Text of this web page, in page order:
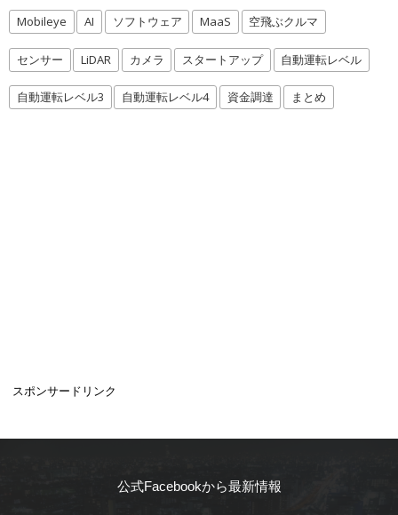
Mobileye AI ソフトウェア MaaS 空飛ぶクルマ
センサー LiDAR カメラ スタートアップ 自動運転レベル
自動運転レベル3 自動運転レベル4 資金調達 まとめ
スポンサードリンク
公式Facebookから最新情報